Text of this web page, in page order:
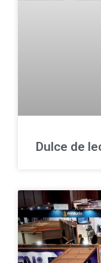
Dulce de